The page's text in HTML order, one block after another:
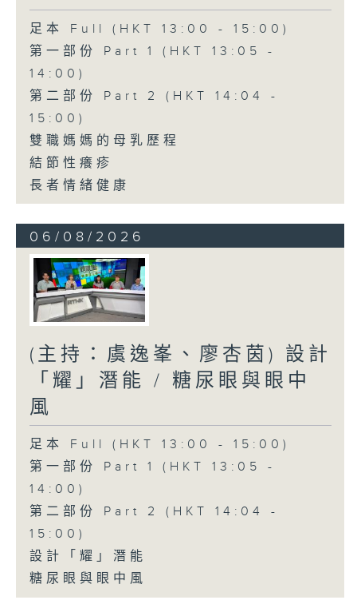
足本 Full (HKT 13:00 - 15:00)
第一部份 Part 1 (HKT 13:05 -
14:00)
第二部份 Part 2 (HKT 14:04 -
15:00)
雙職媽媽的母乳歷程
結節性癢疹
長者情緒健康
06/08/2026
(主持：虞逸峯、廖杏茵) 設計
「耀」潛能 / 糖尿眼與眼中
風
足本 Full (HKT 13:00 - 15:00)
第一部份 Part 1 (HKT 13:05 -
14:00)
第二部份 Part 2 (HKT 14:04 -
15:00)
設計「耀」潛能
糖尿眼與眼中風